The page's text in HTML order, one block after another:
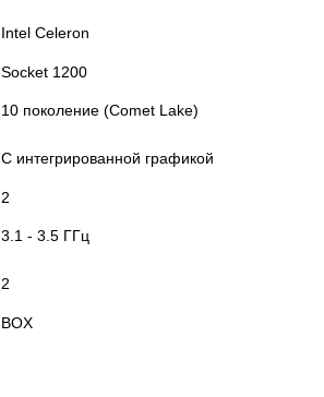
Intel Celeron
Socket 1200
10 поколение (Comet Lake)
С интегрированной графикой
2
3.1 - 3.5 ГГц
2
BOX